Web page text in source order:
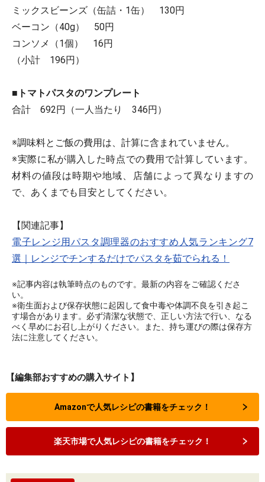
ミックスビーンズ（缶詰・1缶） 130円
ベーコン（40g） 50円
コンソメ（1個） 16円
（小計 196円）
■トマトパスタのワンプレート
合計 692円（一人当たり 346円）
※調味料とご飯の費用は、計算に含まれていません。
※実際に私が購入した時点での費用で計算しています。
材料の値段は時期や地域、店舗によって異なりますの
で、あくまでも目安としてください。
【関連記事】
電子レンジ用パスタ調理器のおすすめ人気ランキング7
選｜レンジでチンするだけでパスタを茹でられる！
※記事内容は執筆時点のものです。最新の内容をご確認くださ
い。
※衛生面および保存状態に起因して食中毒や体調不良を引き起こ
す場合があります。必ず清潔な状態で、正しい方法で行い、なる
べく早めにお召し上がりください。また、持ち運びの際は保存方
法に注意してください。
【編集部おすすめの購入サイト】
Amazonで人気レシピの書籍をチェック！
楽天市場で人気レシピの書籍をチェック！